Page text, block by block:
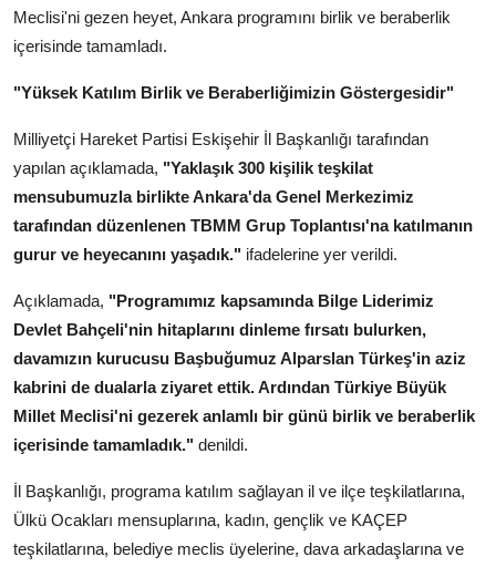
E-GAZETE
Meclisi'ni gezen heyet, Ankara programını birlik ve beraberlik
içerisinde tamamladı.
"Yüksek Katılım Birlik ve Beraberliğimizin Göstergesidir"
Milliyetçi Hareket Partisi Eskişehir İl Başkanlığı tarafından
yapılan açıklamada, "Yaklaşık 300 kişilik teşkilat
mensubumuzla birlikte Ankara'da Genel Merkezimiz
tarafından düzenlenen TBMM Grup Toplantısı'na katılmanın
gurur ve heyecanını yaşadık." ifadelerine yer verildi.
Açıklamada, "Programımız kapsamında Bilge Liderimiz
Devlet Bahçeli'nin hitaplarını dinleme fırsatı bulurken,
davamızın kurucusu Başbuğumuz Alparslan Türkeş'in aziz
kabrini de dualarla ziyaret ettik. Ardından Türkiye Büyük
Millet Meclisi'ni gezerek anlamlı bir günü birlik ve beraberlik
içerisinde tamamladık." denildi.
İl Başkanlığı, programa katılım sağlayan il ve ilçe teşkilatlarına,
Ülkü Ocakları mensuplarına, kadın, gençlik ve KAÇEP
teşkilatlarına, belediye meclis üyelerine, dava arkadaşlarına ve